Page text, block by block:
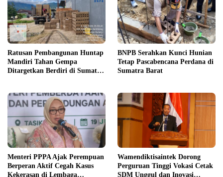
Ratusan Pembangunan Huntap
Mandiri Tahan Gempa
Ditargetkan Berdiri di Sumatra
BNPB Serahkan Kunci Hunian
Tetap Pascabencana Perdana di
Sumatra Barat
Menteri PPPA Ajak Perempuan
Berperan Aktif Cegah Kasus
Kekerasan di Lembaga
Wamendiktisaintek Dorong
Perguruan Tinggi Vokasi Cetak
SDM Unggul dan Inovasi